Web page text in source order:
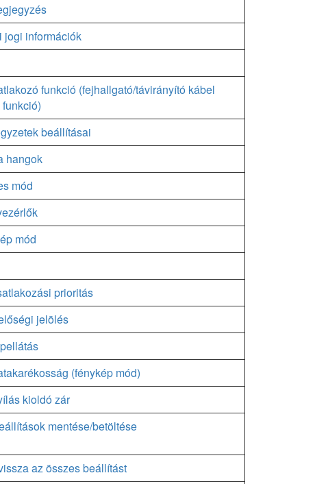
jogi információk
funkció (fejhallgató/távirányító kábel
beállításai
hangok
mód
mód
prioritás
jelölés
(fénykép mód)
kioldó zár
mentése/betöltése
az összes beállítást